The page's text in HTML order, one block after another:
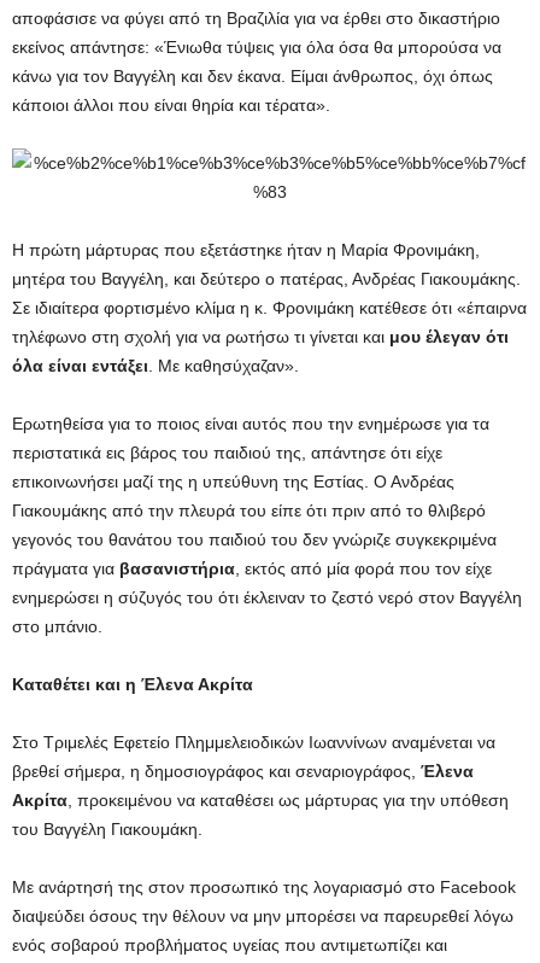
αποφάσισε να φύγει από τη Βραζιλία για να έρθει στο δικαστήριο
εκείνος απάντησε: «Ένιωθα τύψεις για όλα όσα θα μπορούσα να
κάνω για τον Βαγγέλη και δεν έκανα. Είμαι άνθρωπος, όχι όπως
κάποιοι άλλοι που είναι θηρία και τέρατα».
Η πρώτη μάρτυρας που εξετάστηκε ήταν η Μαρία Φρονιμάκη,
μητέρα του Βαγγέλη, και δεύτερο ο πατέρας, Ανδρέας Γιακουμάκης.
Σε ιδιαίτερα φορτισμένο κλίμα η κ. Φρονιμάκη κατέθεσε ότι «έπαιρνα
τηλέφωνο στη σχολή για να ρωτήσω τι γίνεται και μου έλεγαν ότι
όλα είναι εντάξει . Με καθησύχαζαν».
Ερωτηθείσα για το ποιος είναι αυτός που την ενημέρωσε για τα
περιστατικά εις βάρος του παιδιού της, απάντησε ότι είχε
επικοινωνήσει μαζί της η υπεύθυνη της Εστίας. Ο Ανδρέας
Γιακουμάκης από την πλευρά του είπε ότι πριν από το θλιβερό
γεγονός του θανάτου του παιδιού του δεν γνώριζε συγκεκριμένα
πράγματα για βασανιστήρια , εκτός από μία φορά που τον είχε
ενημερώσει η σύζυγός του ότι έκλειναν το ζεστό νερό στον Βαγγέλη
στο μπάνιο.
Καταθέτει και η Έλενα Ακρίτα
Στο Τριμελές Εφετείο Πλημμελειοδικών Ιωαννίνων αναμένεται να
βρεθεί σήμερα, η δημοσιογράφος και σεναριογράφος, Έλενα
Ακρίτα , προκειμένου να καταθέσει ως μάρτυρας για την υπόθεση
του Βαγγέλη Γιακουμάκη.
Με ανάρτησή της στον προσωπικό της λογαριασμό στο Facebook
διαψεύδει όσους την θέλουν να μην μπορέσει να παρευρεθεί λόγω
ενός σοβαρού προβλήματος υγείας που αντιμετωπίζει και